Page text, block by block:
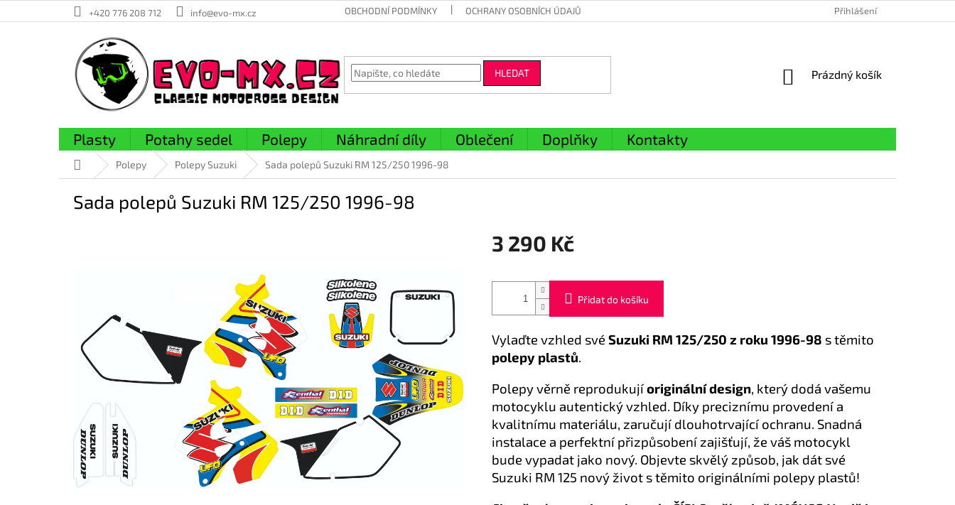
na
+420 776 208 712 info@evo-mx.cz OBCHODNÍ PODMÍNKY OCHRANY OSOBNÍCH ÚDAJŮ Přihlášení
HLEDAT
NÁKUPNÍ
Prázdný košík
Plasty Potahy sedel Polepy Náhradní díly Oblečení Doplňky Kontakty
Domů Polepy Polepy Suzuki Sada polepů Suzuki RM 125/250 1996-98
Sada polepů Suzuki RM 125/250 1996-98
3 290 Kč
cena:
Přidat do košíku
Vylaďte vzhled své Suzuki RM 125/250 z roku 1996-98 s těmito
polepy plastů.
Polepy věrně reprodukujíoriginální design, který dodá vašemu
motocyklu autentický vzhled. Díky preciznímu provedení a
kvalitnímu materiálu, zaručují dlouhotrvající ochranu. Snadná
instalace a perfektní přizpůsobení zajišťují, že váš motocykl
bude vypadat jako nový. Objevte skvělý způsob, jak dát své
Suzuki RM 125 nový život s těmito originálními polepy plastů!